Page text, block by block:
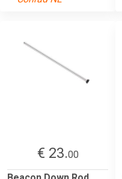
€ 23.00